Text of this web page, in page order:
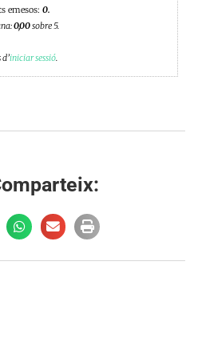
emesos: 0.
0,00sobre 5.
iniciar sessió.